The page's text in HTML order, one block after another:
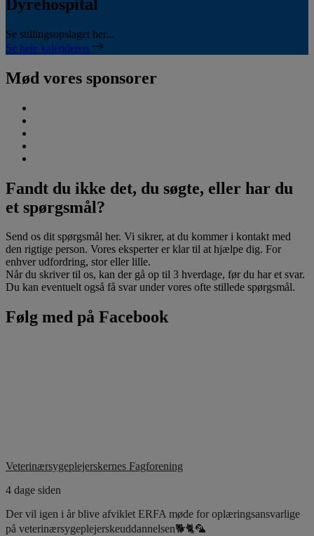
Dyrehospital
Se stillingsopslaget her...
Se hele kalenderen
Mød vores sponsorer
Fandt du ikke det, du søgte, eller har du
et spørgsmål?
Send os dit spørgsmål her. Vi sikrer, at du kommer i kontakt med
den rigtige person. Vores eksperter er klar til at hjælpe dig. For
enhver udfordring, stor eller lille.
Når du skriver til os, kan der gå op til 3 hverdage, før du har et svar.
Du kan eventuelt også få svar under vores ofte stillede spørgsmål.
Følg med på Facebook
Veterinærsygeplejerskernes Fagforening
4 dage siden
Der vil igen i år blive afviklet ERFA møde for oplæringsansvarlige
på veterinærsygeplejerskeuddannelsen🐕🐈🦜